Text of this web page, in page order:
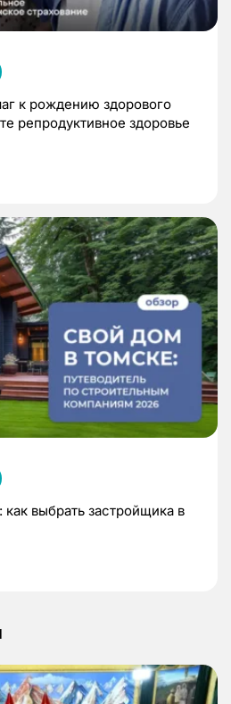
к рождению здорового
репродуктивное здоровье
выбрать застройщика в